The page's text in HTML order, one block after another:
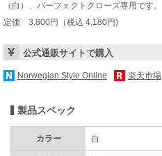
（白）、パーフェクトクローズ専用です。
定価 3,800円（税込 4,180円)
公式通販サイトで購入
Norwegian Style Online 楽天市場
製品スペック
カラー 白